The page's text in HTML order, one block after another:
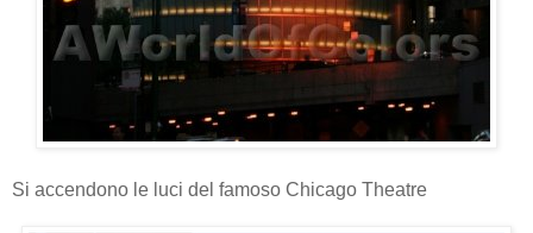
Si accendono le luci del famoso Chicago Theatre